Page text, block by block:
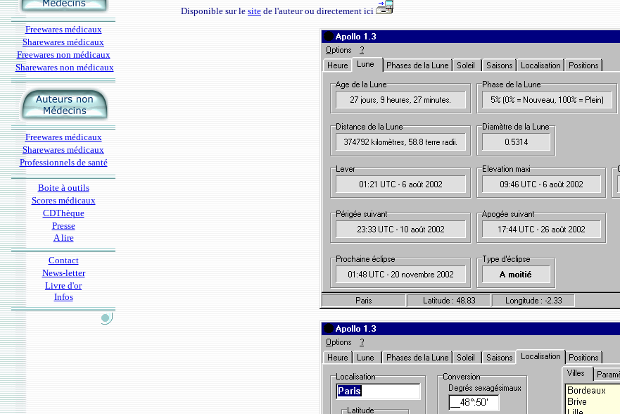
Freewares médicaux
Sharewares médicaux
Freewares non médicaux
Sharewares non médicaux
Freewares médicaux
Sharewares médicaux
Professionnels de santé
Boite à outils
Scores médicaux
CDThèque
Presse
A lire
Contact
News-letter
Livre d'or
Infos
Disponible sur le site de l'auteur ou directement ici